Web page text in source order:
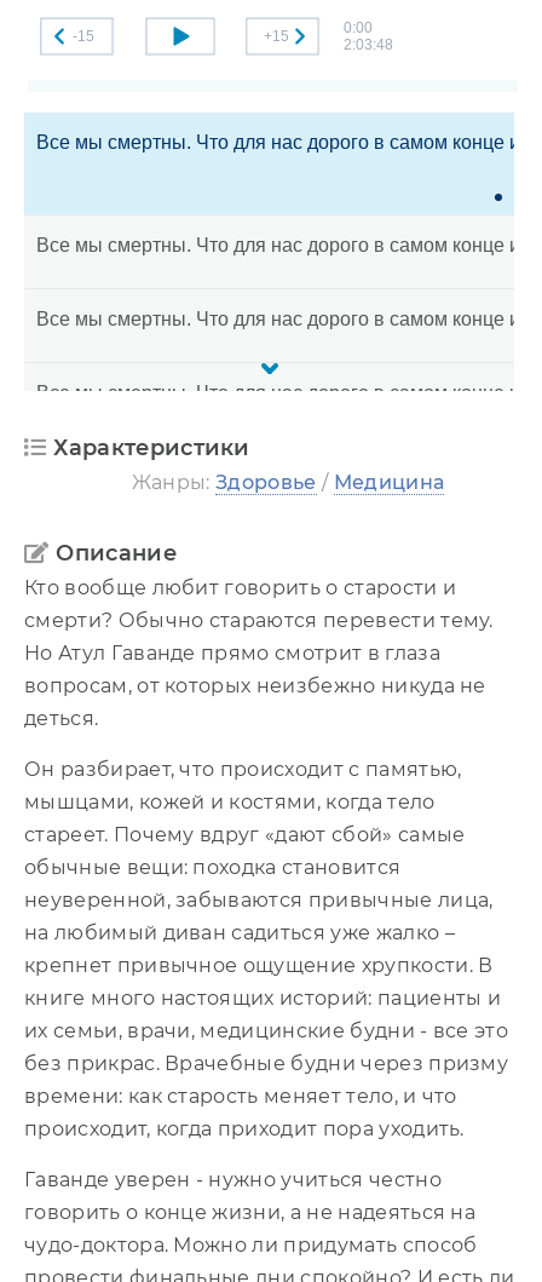
-15 +15
0:00
2:03:48
Все мы смертны. Что для нас дорого в самом конце и
Все мы смертны. Что для нас дорого в самом конце и
Все мы смертны. Что для нас дорого в самом конце и
Все мы смертны. Что для нас дорого в самом конце и
Все мы смертны. Что для нас дорого в самом конце и
Все мы смертны. Что для нас дорого в самом конце и
Характеристики
Жанры:Здоровье / Медицина
Описание
Кто вообще любит говорить о старости и
смерти? Обычно стараются перевести тему.
Но Атул Гаванде прямо смотрит в глаза
вопросам, от которых неизбежно никуда не
деться.
Он разбирает, что происходит с памятью,
мышцами, кожей и костями, когда тело
стареет. Почему вдруг «дают сбой» самые
обычные вещи: походка становится
неуверенной, забываются привычные лица,
на любимый диван садиться уже жалко –
крепнет привычное ощущение хрупкости. В
книге много настоящих историй: пациенты и
их семьи, врачи, медицинские будни - все это
без прикрас. Врачебные будни через призму
времени: как старость меняет тело, и что
происходит, когда приходит пора уходить.
Гаванде уверен - нужно учиться честно
говорить о конце жизни, а не надеяться на
чудо-доктора. Можно ли придумать способ